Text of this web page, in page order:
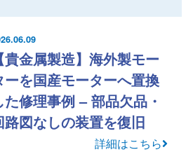
【貴金属製造】海外製モー
ーを国産モーターへ置換
た修理事例 – 部品欠品・
路図なしの装置を復旧
詳細はこちら